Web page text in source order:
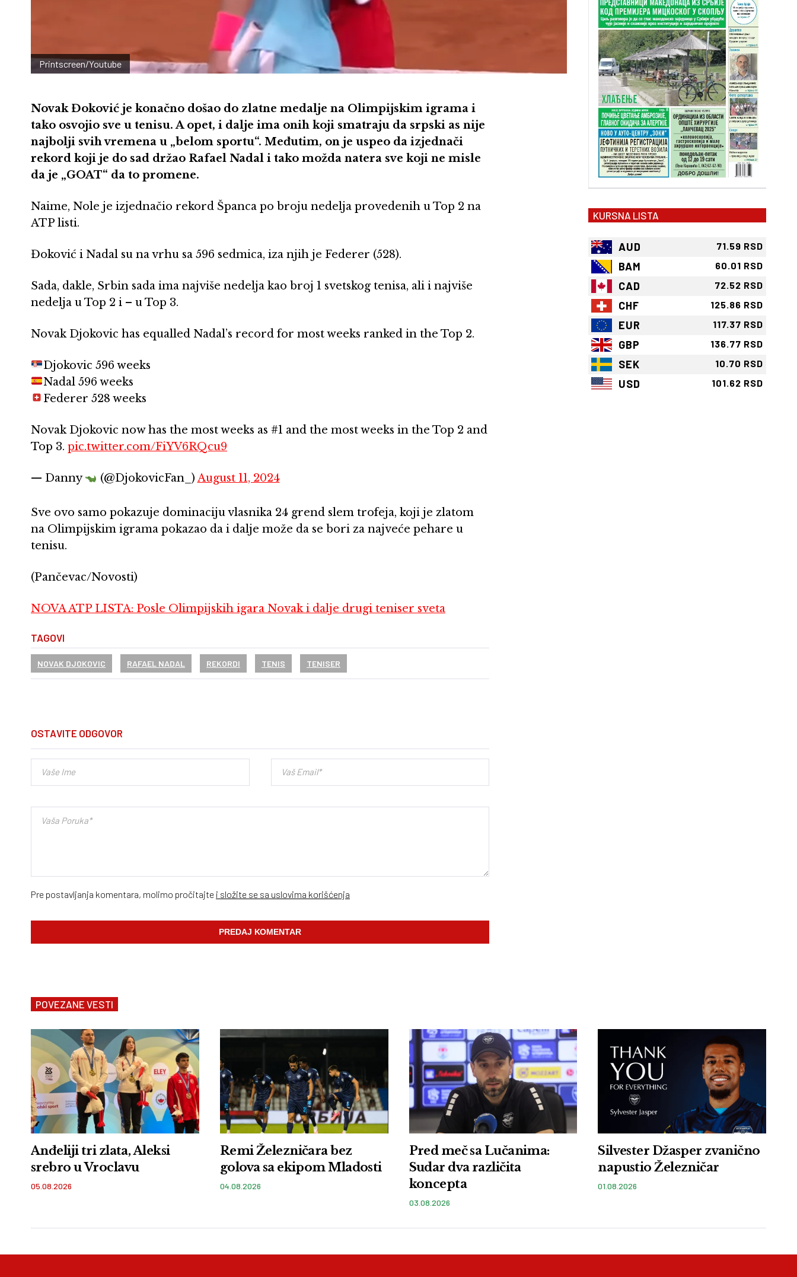
Printscreen/Youtube
Novak Đoković je konačno došao do zlatne medalje na Olimpijskim igrama i
tako osvojio sve u tenisu. A opet, i dalje ima onih koji smatraju da srpski as nije
najbolji svih vremena u „belom sportu“. Međutim, on je uspeo da izjednači
rekord koji je do sad držao Rafael Nadal i tako možda natera sve koji ne misle
da je „GOAT“ da to promene.
Naime, Nole je izjednačio rekord Španca po broju nedelja provedenih u Top 2 na
ATP listi.
Đoković i Nadal su na vrhu sa 596 sedmica, iza njih je Federer (528).
Sada, dakle, Srbin sada ima najviše nedelja kao broj 1 svetskog tenisa, ali i najviše
nedelja u Top 2 i – u Top 3.
Novak Djokovic has equalled Nadal’s record for most weeks ranked in the Top 2.
Djokovic 596 weeks
Nadal 596 weeks
Federer 528 weeks
Novak Djokovic now has the most weeks as #1 and the most weeks in the Top 2 and
Top 3. pic.twitter.com/FiYV6RQcu9
— Danny (@DjokovicFan_) August 11, 2024
Sve ovo samo pokazuje dominaciju vlasnika 24 grend slem trofeja, koji je zlatom
na Olimpijskim igrama pokazao da i dalje može da se bori za najveće pehare u
tenisu.
(Pančevac/Novosti)
NOVA ATP LISTA: Posle Olimpijskih igara Novak i dalje drugi teniser sveta
TAGOVI
NOVAK DJOKOVIC RAFAEL NADAL REKORDI TENIS TENISER
OSTAVITE ODGOVOR
Pre postavljanja komentara, molimo pročitajte i složite se sa uslovima korišćenja
KURSNA LISTA
AUD 71.59 RSD
BAM 60.01 RSD
CAD 72.52 RSD
CHF 125.86 RSD
EUR 117.37 RSD
GBP 136.77 RSD
SEK 10.70 RSD
USD 101.62 RSD
POVEZANE VESTI
Anđeliji tri zlata, Aleksi
srebro u Vroclavu
05.08.2026
Remi Železničara bez
golova sa ekipom Mladosti
04.08.2026
Pred meč sa Lučanima:
Sudar dva različita
koncepta
03.08.2026
Silvester Džasper zvanično
napustio Železničar
01.08.2026